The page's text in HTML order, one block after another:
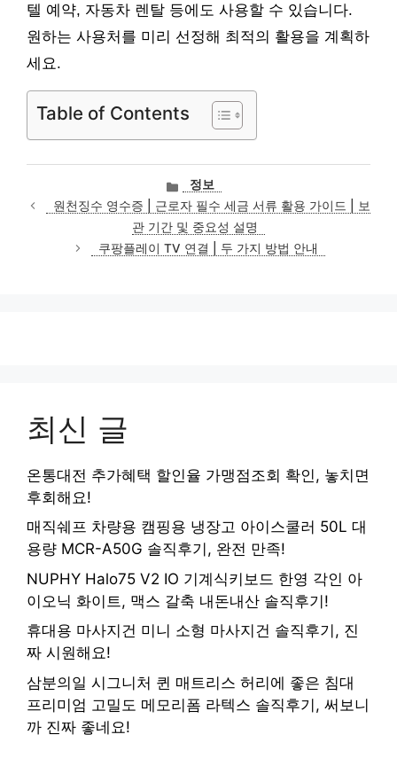
텔 예약, 자동차 렌탈 등에도 사용할 수 있습니다.
원하는 사용처를 미리 선정해 최적의 활용을 계획하
세요.
Table of Contents
카
테
고
리
정보
원천징수 영수증 | 근로자 필수 세금 서류 활용 가이드 | 보
관 기간 및 중요성 설명
쿠팡플레이 TV 연결 | 두 가지 방법 안내
최신 글
온통대전 추가혜택 할인율 가맹점조회 확인, 놓치면
후회해요!
매직쉐프 차량용 캠핑용 냉장고 아이스쿨러 50L 대
용량 MCR-A50G 솔직후기, 완전 만족!
NUPHY Halo75 V2 IO 기계식키보드 한영 각인 아
이오닉 화이트, 맥스 갈축 내돈내산 솔직후기!
휴대용 마사지건 미니 소형 마사지건 솔직후기, 진
짜 시원해요!
삼분의일 시그니처 퀸 매트리스 허리에 좋은 침대
프리미엄 고밀도 메모리폼 라텍스 솔직후기, 써보니
까 진짜 좋네요!